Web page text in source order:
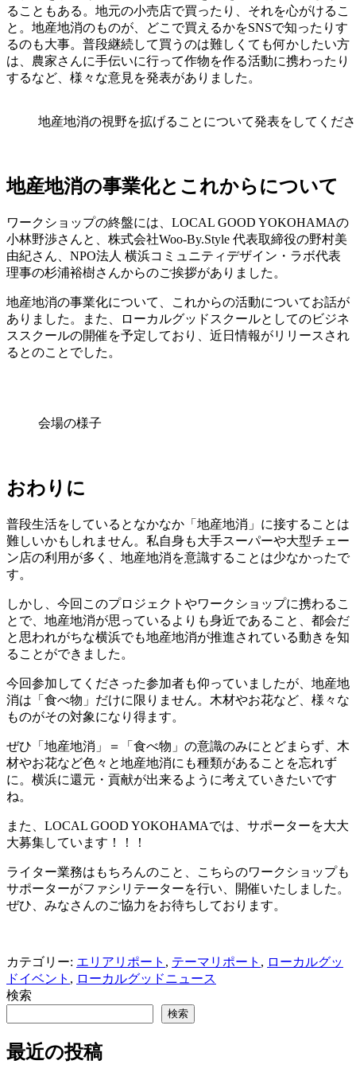
ることもある。地元の小売店で買ったり、それを心がけるこ
と。地産地消のものが、どこで買えるかをSNSで知ったりす
るのも大事。普段継続して買うのは難しくても何かしたい方
は、農家さんに手伝いに行って作物を作る活動に携わったり
するなど、様々な意見を発表がありました。
地産地消の視野を拡げることについて発表をしてくだ
地産地消の事業化とこれからについて
ワークショップの終盤には、LOCAL GOOD YOKOHAMAの
小林野渉さんと、株式会社Woo-By.Style 代表取締役の野村美
由紀さん、NPO法人 横浜コミュニティデザイン・ラボ代表
理事の杉浦裕樹さんからのご挨拶がありました。
地産地消の事業化について、これからの活動についてお話が
ありました。また、ローカルグッドスクールとしてのビジネ
ススクールの開催を予定しており、近日情報がリリースされ
るとのことでした。
会場の様子
おわりに
普段生活をしているとなかなか「地産地消」に接することは
難しいかもしれません。私自身も大手スーパーや大型チェー
ン店の利用が多く、地産地消を意識することは少なかったで
す。
しかし、今回このプロジェクトやワークショップに携わるこ
とで、地産地消が思っているよりも身近であること、都会だ
と思われがちな横浜でも地産地消が推進されている動きを知
ることができました。
今回参加してくださった参加者も仰っていましたが、地産地
消は「食べ物」だけに限りません。木材やお花など、様々な
ものがその対象になり得ます。
ぜひ「地産地消」＝「食べ物」の意識のみにとどまらず、木
材やお花など色々と地産地消にも種類があることを忘れず
に。横浜に還元・貢献が出来るように考えていきたいです
ね。
また、LOCAL GOOD YOKOHAMAでは、サポーターを大大
大募集しています！！！
ライター業務はもちろんのこと、こちらのワークショップも
サポーターがファシリテーターを行い、開催いたしました。
ぜひ、みなさんのご協力をお待ちしております。
カテゴリー: エリアリポート , テーマリポート , ローカルグッ
ドイベント , ローカルグッドニュース
検索
検索
最近の投稿